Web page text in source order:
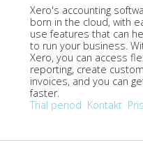
Xero's accounting
born in the cloud, with
use features that can
to run your business.
Xero, you can access
reporting, create
invoices, and you can
faster.
Trial period Kontakt